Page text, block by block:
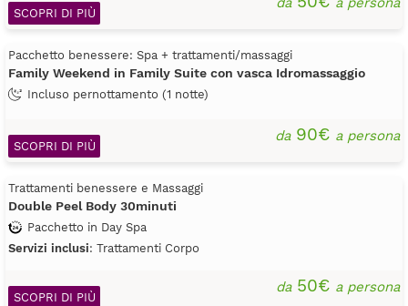
SCOPRI DI PIÙ
Pacchetto benessere: Spa + trattamenti/massaggi
Family Weekend in Family Suite con vasca Idromassaggio
Incluso pernottamento (1 notte)
da90€ a persona
SCOPRI DI PIÙ
Trattamenti benessere e Massaggi
Double Peel Body 30minuti
Pacchetto in Day Spa
Servizi inclusi: Trattamenti Corpo
da50€ a persona
SCOPRI DI PIÙ